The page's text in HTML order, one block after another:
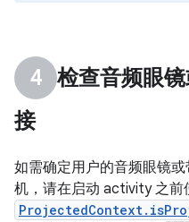
检查音频眼
接
如需确定用户的音频眼镜
机，请在启动 activity 之前